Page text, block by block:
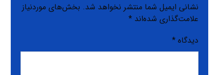
نشانی ایمیل شما منتشر نخواهد شد. بخش‌های موردنیاز
علامت‌گذاری شده‌اند*
دیدگاه*